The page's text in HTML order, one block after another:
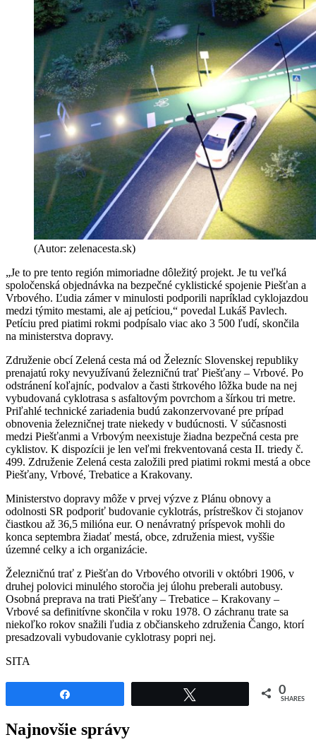
(Autor: zelenacesta.sk)
„Je to pre tento región mimoriadne dôležitý projekt. Je tu veľká
spoločenská objednávka na bezpečné cyklistické spojenie Piešťan a
Vrbového. Ľudia zámer v minulosti podporili napríklad cyklojazdou
medzi týmito mestami, ale aj petíciou,“ povedal Lukáš Pavlech.
Petíciu pred piatimi rokmi podpísalo viac ako 3 500 ľudí, skončila
na ministerstva dopravy.
Združenie obcí Zelená cesta má od Železníc Slovenskej republiky
prenajatú roky nevyužívanú železničnú trať Piešťany – Vrbové. Po
odstránení koľajníc, podvalov a časti štrkového lôžka bude na nej
vybudovaná cyklotrasa s asfaltovým povrchom a šírkou tri metre.
Priľahlé technické zariadenia budú zakonzervované pre prípad
obnovenia železničnej trate niekedy v budúcnosti. V súčasnosti
medzi Piešťanmi a Vrbovým neexistuje žiadna bezpečná cesta pre
cyklistov. K dispozícii je len veľmi frekventovaná cesta II. triedy č.
499. Združenie Zelená cesta založili pred piatimi rokmi mestá a obce
Piešťany, Vrbové, Trebatice a Krakovany.
Ministerstvo dopravy môže v prvej výzve z Plánu obnovy a
odolnosti SR podporiť budovanie cyklotrás, prístreškov či stojanov
čiastkou až 36,5 milióna eur. O nenávratný príspevok mohli do
konca septembra žiadať mestá, obce, združenia miest, vyššie
územné celky a ich organizácie.
Železničnú trať z Piešťan do Vrbového otvorili v októbri 1906, v
druhej polovici minulého storočia jej úlohu preberali autobusy.
Osobná preprava na trati Piešťany – Trebatice – Krakovany –
Vrbové sa definitívne skončila v roku 1978. O záchranu trate sa
niekoľko rokov snažili ľudia z občianskeho združenia Čango, ktorí
presadzovali vybudovanie cyklotrasy popri nej.
SITA
0
SHARES
Najnovšie správy